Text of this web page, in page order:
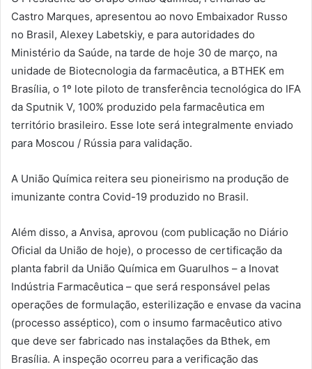
Castro Marques, apresentou ao novo Embaixador Russo
no Brasil, Alexey Labetskiy, e para autoridades do
Ministério da Saúde, na tarde de hoje 30 de março, na
unidade de Biotecnologia da farmacêutica, a BTHEK em
Brasília, o 1º lote piloto de transferência tecnológica do IFA
da Sputnik V, 100% produzido pela farmacêutica em
território brasileiro. Esse lote será integralmente enviado
para Moscou / Rússia para validação.
A União Química reitera seu pioneirismo na produção de
imunizante contra Covid-19 produzido no Brasil.
Além disso, a Anvisa, aprovou (com publicação no Diário
Oficial da União de hoje), o processo de certificação da
planta fabril da União Química em Guarulhos – a Inovat
Indústria Farmacêutica – que será responsável pelas
operações de formulação, esterilização e envase da vacina
(processo asséptico), com o insumo farmacêutico ativo
que deve ser fabricado nas instalações da Bthek, em
Brasília. A inspeção ocorreu para a verificação das